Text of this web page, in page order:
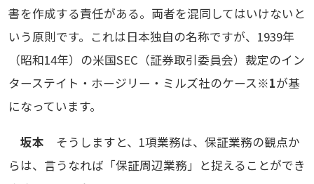
書を作成する責任がある。両者を混同してはいけないと
いう原則です。これは日本独自の名称ですが、1939年
（昭和14年）の米国SEC（証券取引委員会）裁定のイン
ターステイト・ホージリー・ミルズ社のケース※1が基
になっています。
坂本 そうしますと、1項業務は、保証業務の観点か
らは、言うなれば「保証周辺業務」と捉えることができ